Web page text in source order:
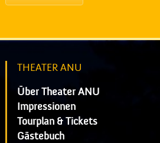
THEATER ANU
Über Theater ANU
Impressionen
Tourplan & Tickets
Gästebuch